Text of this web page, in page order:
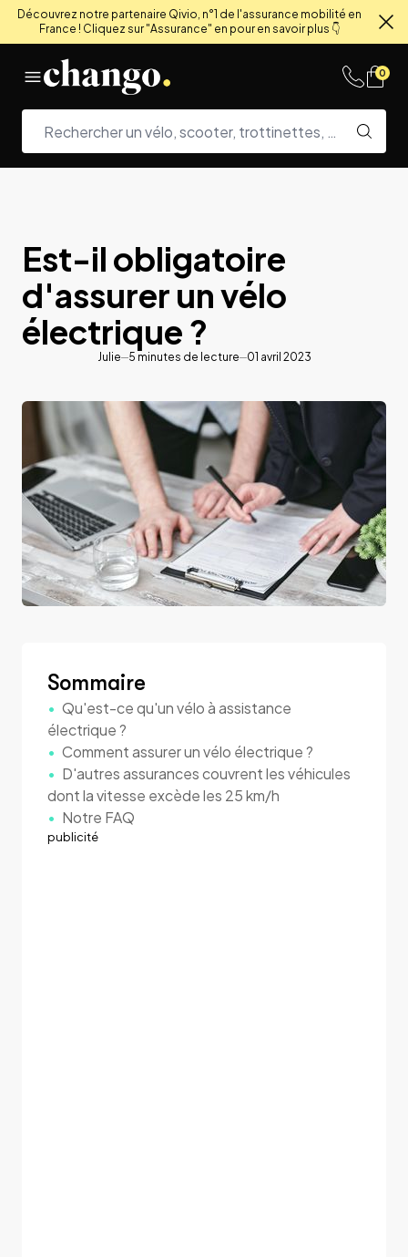
Découvrez notre partenaire Qivio, n°1 de l'assurance mobilité en
France ! Cliquez sur "Assurance" en pour en savoir plus 👇
0
Est-il obligatoire
d'assurer un vélo
électrique ?
Julie 5 minutes de lecture 01 avril 2023
Sommaire
Qu'est-ce qu'un vélo à assistance
électrique ?
Comment assurer un vélo électrique ?
D'autres assurances couvrent les véhicules
dont la vitesse excède les 25 km/h
Notre FAQ
publicité